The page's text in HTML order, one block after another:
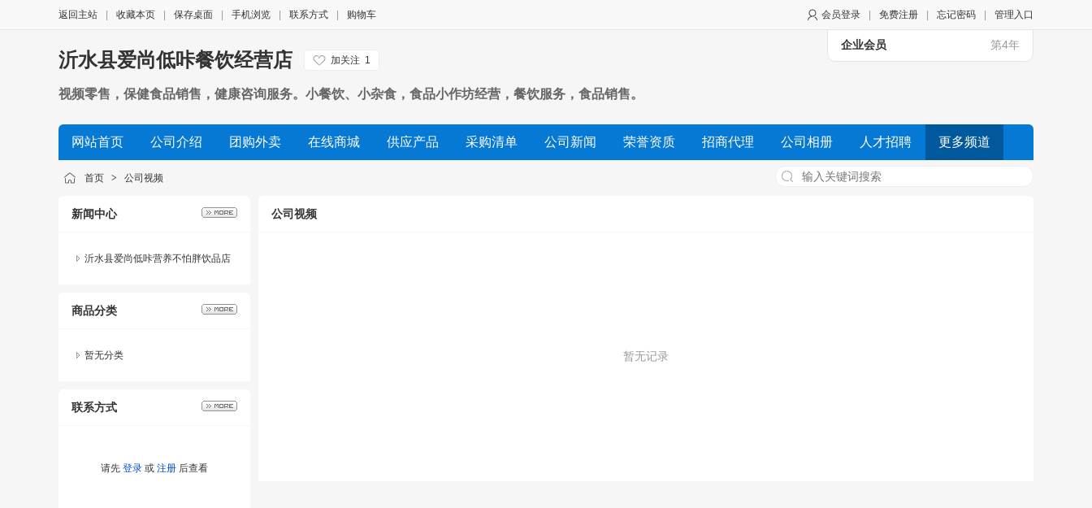
会员登录 免费注册 忘记密码 管理入口
返回主站 收藏本页 保存桌面 手机浏览 联系方式 购物车
企业会员 第4年
沂水县爱尚低咔餐饮经营店 加关注 1
视频零售，保健食品销售，健康咨询服务。小餐饮、小杂食，食品小作坊经营，餐饮服务，食品销售。
网站首页 公司介绍 团购外卖 在线商城 供应产品 采购清单 公司新闻 荣誉资质 招商代理 公司相册 人才招聘 更多频道
公司视频 展会信息
首页 > 公司视频
新闻中心
沂水县爱尚低咔营养不怕胖饮品店
商品分类
暂无分类
联系方式
请先 登录 或 注册 后查看
公司视频
暂无记录